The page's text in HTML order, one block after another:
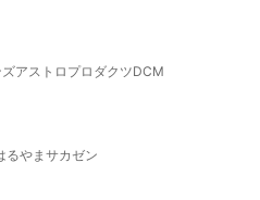
アストロプロダクツDCM
るやま サカゼン